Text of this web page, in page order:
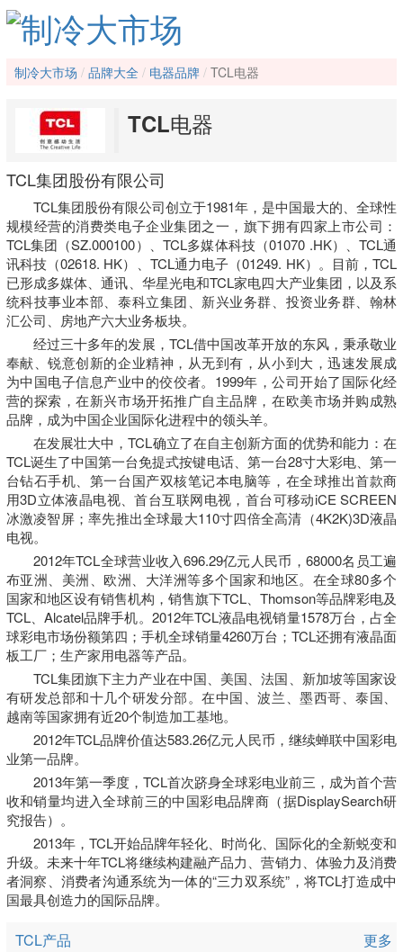
制冷大市场 品牌大全 电器品牌 TCL电器
TCL电器
TCL集团股份有限公司
TCL集团股份有限公司创立于1981年，是中国最大的、全球性
规模经营的消费类电子企业集团之一，旗下拥有四家上市公司：
TCL集团（SZ.000100）、TCL多媒体科技（01070 .HK）、TCL通
讯科技（02618. HK）、TCL通力电子（01249. HK）。目前，TCL
已形成多媒体、通讯、华星光电和TCL家电四大产业集团，以及系
统科技事业本部、泰科立集团、新兴业务群、投资业务群、翰林
汇公司、房地产六大业务板块。
经过三十多年的发展，TCL借中国改革开放的东风，秉承敬业
奉献、锐意创新的企业精神，从无到有，从小到大，迅速发展成
为中国电子信息产业中的佼佼者。1999年，公司开始了国际化经
营的探索，在新兴市场开拓推广自主品牌，在欧美市场并购成熟
品牌，成为中国企业国际化进程中的领头羊。
在发展壮大中，TCL确立了在自主创新方面的优势和能力：在
TCL诞生了中国第一台免提式按键电话、第一台28寸大彩电、第一
台钻石手机、第一台国产双核笔记本电脑等，在全球推出首款商
用3D立体液晶电视、首台互联网电视，首台可移动iCE SCREEN
冰激凌智屏；率先推出全球最大110寸四倍全高清（4K2K)3D液晶
电视。
2012年TCL全球营业收入696.29亿元人民币，68000名员工遍
布亚洲、美洲、欧洲、大洋洲等多个国家和地区。在全球80多个
国家和地区设有销售机构，销售旗下TCL、Thomson等品牌彩电及
TCL、Alcatel品牌手机。2012年TCL液晶电视销量1578万台，占全
球彩电市场份额第四；手机全球销量4260万台；TCL还拥有液晶面
板工厂；生产家用电器等产品。
TCL集团旗下主力产业在中国、美国、法国、新加坡等国家设
有研发总部和十几个研发分部。在中国、波兰、墨西哥、泰国、
越南等国家拥有近20个制造加工基地。
2012年TCL品牌价值达583.26亿元人民币，继续蝉联中国彩电
业第一品牌。
2013年第一季度，TCL首次跻身全球彩电业前三，成为首个营
收和销量均进入全球前三的中国彩电品牌商（据DisplaySearch研
究报告）。
2013年，TCL开始品牌年轻化、时尚化、国际化的全新蜕变和
升级。未来十年TCL将继续构建融产品力、营销力、体验力及消费
者洞察、消费者沟通系统为一体的“三力双系统”，将TCL打造成中
国最具创造力的国际品牌。
TCL产品 更多